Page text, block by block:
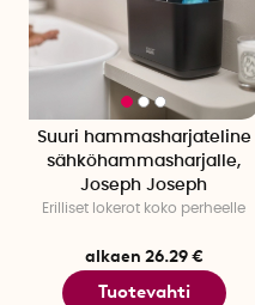
Suuri hammasharjateline
sähköhammasharjalle,
Joseph Joseph
Erilliset lokerot koko perheelle
alkaen 26.29 €
Tuotevahti